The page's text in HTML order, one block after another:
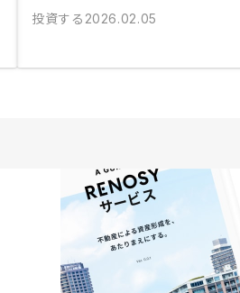
投資する 2026.02.05